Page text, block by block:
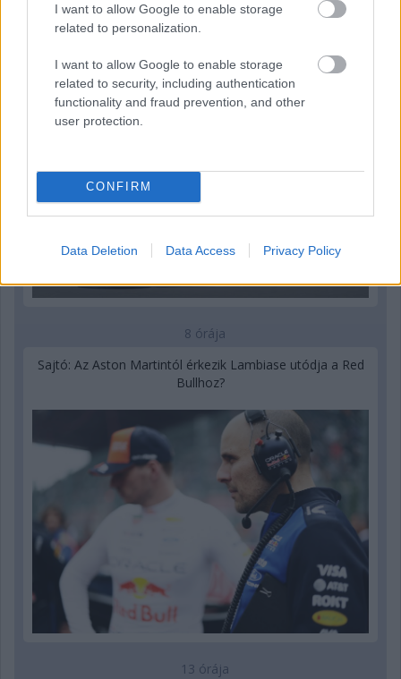
I want to allow Google to enable storage
related to personalization.
I want to allow Google to enable storage
related to security, including authentication
functionality and fraud prevention, and other
user protection.
CONFIRM
Data Deletion Data Access Privacy Policy
7 órája
körrekordon
8 órája
Sajtó: Az Aston Martintól érkezik Lambiase utódja a Red
Bullhoz?
13 órája